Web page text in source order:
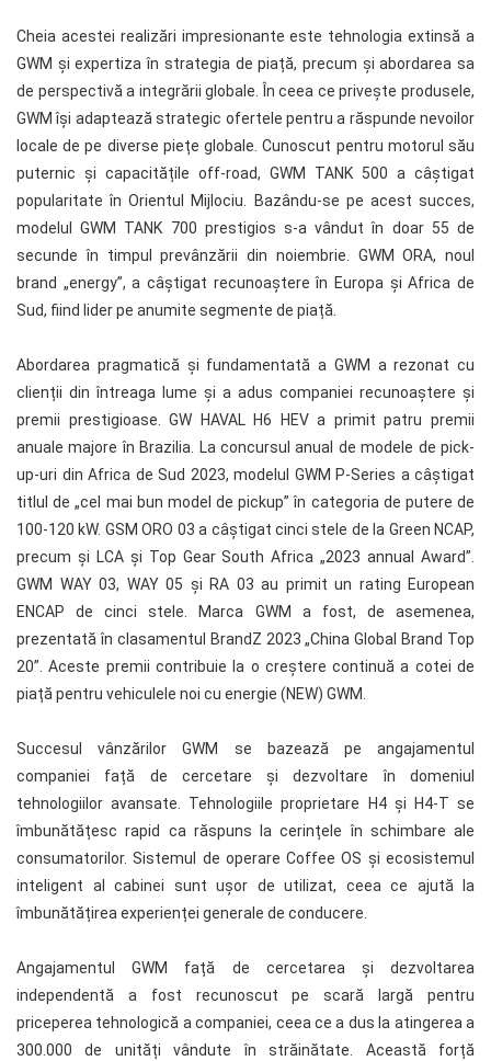
Cheia acestei realizări impresionante este tehnologia extinsă a
GWM și expertiza în strategia de piață, precum și abordarea sa
de perspectivă a integrării globale. În ceea ce privește produsele,
GWM își adaptează strategic ofertele pentru a răspunde nevoilor
locale de pe diverse piețe globale. Cunoscut pentru motorul său
puternic și capacitățile off-road, GWM TANK 500 a câștigat
popularitate în Orientul Mijlociu. Bazându-se pe acest succes,
modelul GWM TANK 700 prestigios s-a vândut în doar 55 de
secunde în timpul prevânzării din noiembrie. GWM ORA, noul
brand „energy”, a câștigat recunoaștere în Europa și Africa de
Sud, fiind lider pe anumite segmente de piață.
Abordarea pragmatică și fundamentată a GWM a rezonat cu
clienții din întreaga lume și a adus companiei recunoaștere și
premii prestigioase. GW HAVAL H6 HEV a primit patru premii
anuale majore în Brazilia. La concursul anual de modele de pick-
up-uri din Africa de Sud 2023, modelul GWM P-Series a câștigat
titlul de „cel mai bun model de pickup” în categoria de putere de
100-120 kW. GSM ORO 03 a câștigat cinci stele de la Green NCAP,
precum și LCA și Top Gear South Africa „2023 annual Award”.
GWM WAY 03, WAY 05 și RA 03 au primit un rating European
ENCAP de cinci stele. Marca GWM a fost, de asemenea,
prezentată în clasamentul BrandZ 2023 „China Global Brand Top
20”. Aceste premii contribuie la o creștere continuă a cotei de
piață pentru vehiculele noi cu energie (NEW) GWM.
Succesul vânzărilor GWM se bazează pe angajamentul
companiei față de cercetare și dezvoltare în domeniul
tehnologiilor avansate. Tehnologiile proprietare H4 și H4-T se
îmbunătățesc rapid ca răspuns la cerințele în schimbare ale
consumatorilor. Sistemul de operare Coffee OS și ecosistemul
inteligent al cabinei sunt ușor de utilizat, ceea ce ajută la
îmbunătățirea experienței generale de conducere.
Angajamentul GWM față de cercetarea și dezvoltarea
independentă a fost recunoscut pe scară largă pentru
priceperea tehnologică a companiei, ceea ce a dus la atingerea a
300.000 de unități vândute în străinătate. Această forță